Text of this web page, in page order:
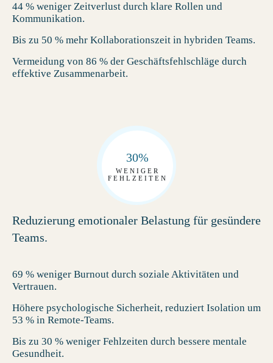
44 % weniger Zeitverlust durch klare Rollen und
Kommunikation.
Bis zu 50 % mehr Kollaborationszeit in hybriden Teams.
Vermeidung von 86 % der Geschäftsfehlschläge durch
effektive Zusammenarbeit.
30%
WENIGER
FEHLZEITEN
Reduzierung emotionaler Belastung für gesündere
Teams.
69 % weniger Burnout durch soziale Aktivitäten und
Vertrauen.
Höhere psychologische Sicherheit, reduziert Isolation um
53 % in Remote-Teams.
Bis zu 30 % weniger Fehlzeiten durch bessere mentale
Gesundheit.